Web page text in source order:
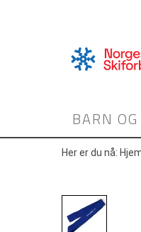
BARN
Her er du nå: